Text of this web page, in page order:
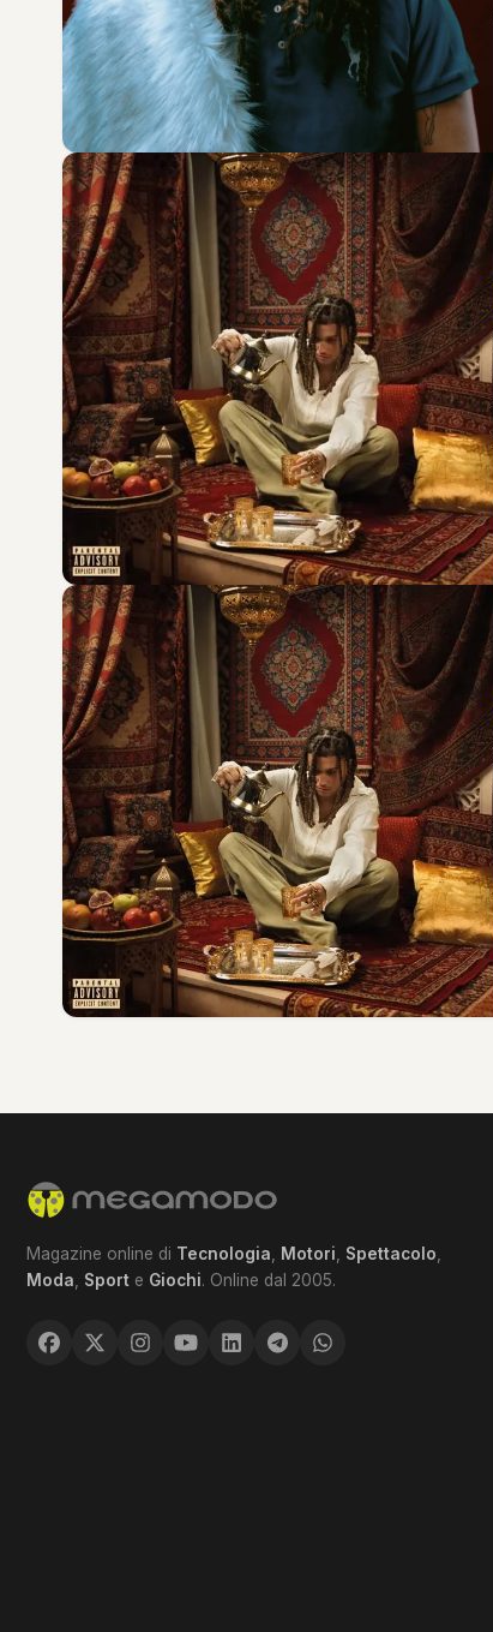
Magazine online di Tecnologia Motori Spettacolo
Moda
Sport e Giochi. Online dal 2005.